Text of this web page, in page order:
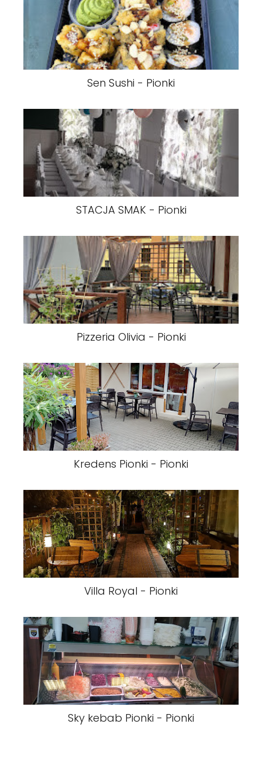
Sen Sushi - Pionki
STACJA SMAK - Pionki
Pizzeria Olivia - Pionki
Kredens Pionki - Pionki
Villa Royal - Pionki
Sky kebab Pionki - Pionki